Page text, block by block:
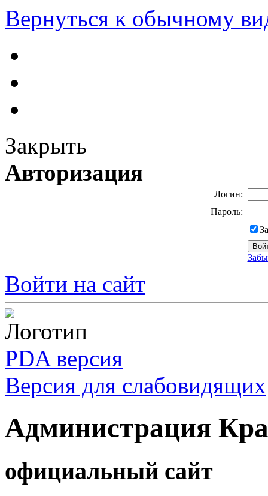
Вернуться к обычному
Закрыть
Авторизация
Логин:
Пароль:
Войти на сайт
PDA версия
Версия для слабовидящих
Администрация
официальный сайт